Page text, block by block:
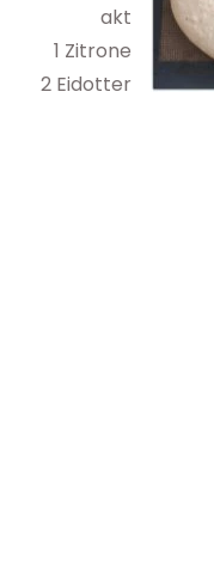
akt
1 Zitrone
2 Eidotter